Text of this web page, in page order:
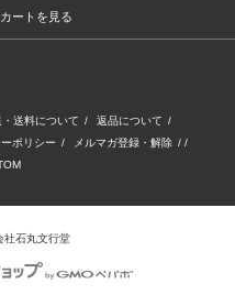
カートを見る
・送料について / 返品について /
ポリシー / メルマガ登録・解除 / /
石丸文行堂